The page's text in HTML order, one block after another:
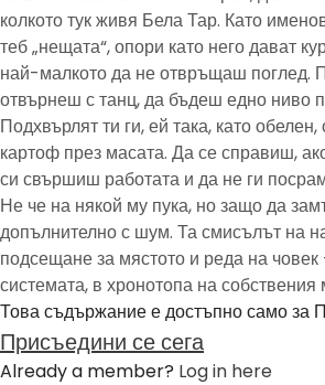
колкото тук живя Бела Тар. Като
теб „нещата“, опори като него дават
най-малкото да не отвръщаш поглед.
отвърнеш с танц, да бъдеш едно ниво
Подхвърлят ти ги, ей така, като
картоф през масата. Да се справиш,
си свършиш работата и да не ги
Не че на някой му пука, но защо да
допълнително с шум. Та смисълът на
подсещане за мястото и реда на
системата, в хронотопа на
Това съдържание е достъпно само за
Присъедини се сега
Already a member? Log in here